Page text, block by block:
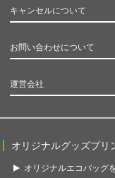
キャンセルについて
お問い合わせについて
運営会社
オリジナルグッズプリ
オリジナルエコバッグ